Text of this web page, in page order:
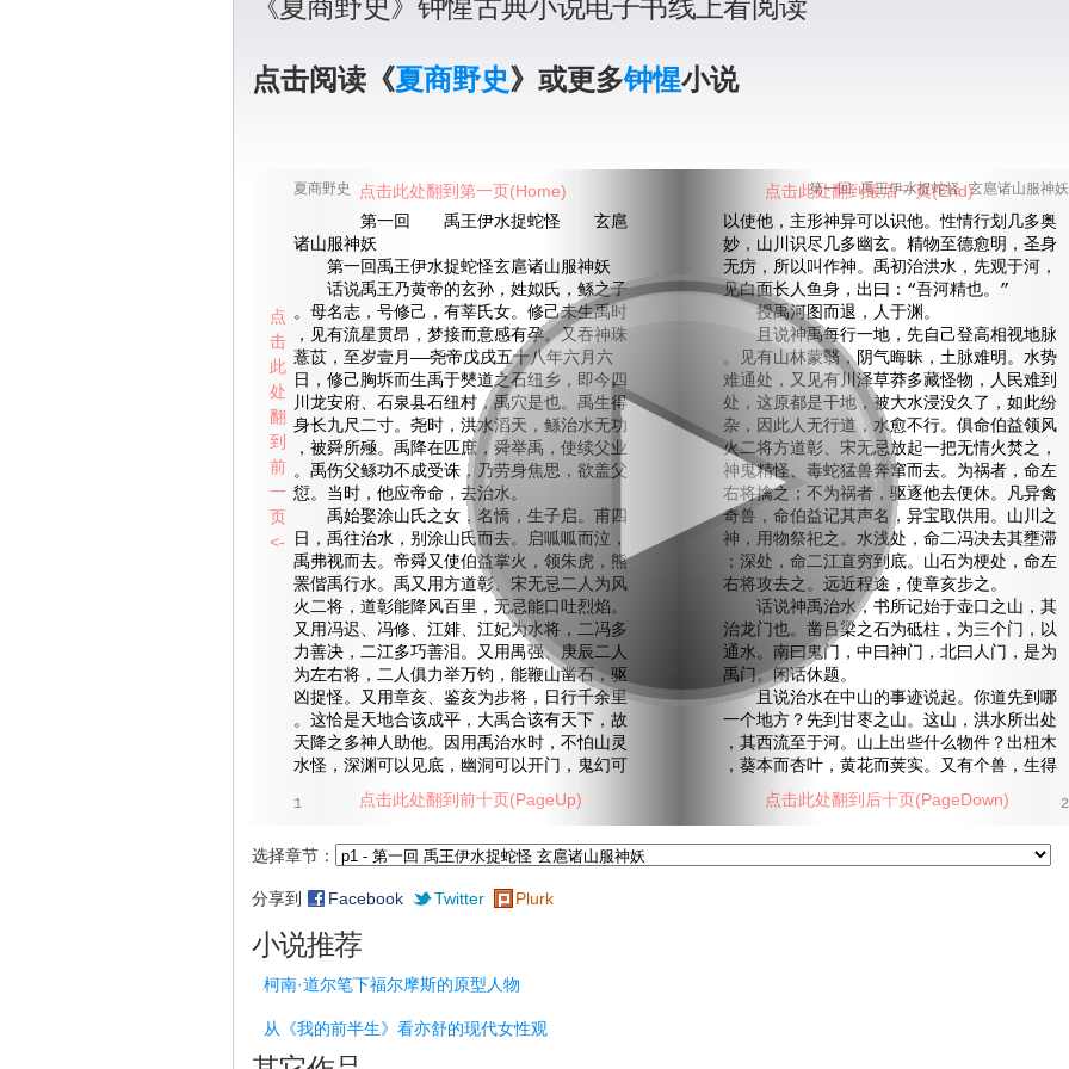
《夏商野史》钟惺古典小说电子书线上看阅读
点击阅读《夏商野史》或更多钟惺小说
夏商野史 第一回 禹王伊水捉蛇怪 玄扈诸山服神妖
第一回 禹王伊水捉蛇怪 玄扈
诸山服神妖
第一回禹王伊水捉蛇怪玄扈诸山服神妖
话说禹王乃黄帝的玄孙，姓姒氏，鲧之子
。母名志，号修己，有莘氏女。修己未生禹时
，见有流星贯昂，梦接而意感有孕。又吞神珠
薏苡，至岁壹月——尧帝戊戌五十八年六月六
日，修己胸坼而生禹于僰道之石纽乡，即今四
川龙安府、石泉县石纽村，禹穴是也。禹生得
身长九尺二寸。尧时，洪水滔天，鲧治水无功
，被舜所殛。禹降在匹庶，舜举禹，使续父业
。禹伤父鲧功不成受诛，乃劳身焦思，欲盖父
愆。当时，他应帝命，去治水。
禹始娶涂山氏之女，名憍，生子启。甫四
日，禹往治水，别涂山氏而去。启呱呱而泣，
禹弗视而去。帝舜又使伯益掌火，领朱虎，熊
罴偕禹行水。禹又用方道彰、宋无忌二人为风
火二将，道彰能降风百里，无忌能口吐烈焰。
又用冯迟、冯修、江婔、江妃为水将，二冯多
力善决，二江多巧善泪。又用禺强、庚辰二人
为左右将，二人俱力举万钧，能鞭山凿石，驱
凶捉怪。又用章亥、鉴亥为步将，日行千余里
。这恰是天地合该成平，大禹合该有天下，故
天降之多神人助他。因用禹治水时，不怕山灵
水怪，深渊可以见底，幽洞可以开门，鬼幻可
以使他，主形神异可以识他。性情行划几多奥
妙，山川识尽几多幽玄。精物至德愈明，圣身
无疠，所以叫作神。禹初治洪水，先观于河，
见白面长人鱼身，出曰：“吾河精也。”
授禹河图而退，人于渊。
且说神禹每行一地，先自己登高相视地脉
。见有山林蒙翳，阴气晦昧，土脉难明。水势
难通处，又见有川泽草莽多藏怪物，人民难到
处，这原都是干地，被大水浸没久了，如此纷
杂，因此人无行道，水愈不行。俱命伯益领风
火二将方道彰、宋无忌放起一把无情火焚之，
神鬼精怪、毒蛇猛兽奔窜而去。为祸者，命左
右将擒之；不为祸者，驱逐他去便休。凡异禽
奇兽，命伯益记其声名，异宝取供用。山川之
神，用物祭祀之。水浅处，命二冯决去其壅滞
；深处，命二江直穷到底。山石为梗处，命左
右将攻去之。远近程途，使章亥步之。
话说神禹治水，书所记始于壶口之山，其
治龙门也。凿吕梁之石为砥柱，为三个门，以
通水。南曰鬼门，中曰神门，北曰人门，是为
禹门。闲话休题。
且说治水在中山的事迹说起。你道先到哪
一个地方？先到甘枣之山。这山，洪水所出处
，其西流至于河。山上出些什么物件？出杻木
，葵本而杏叶，黄花而荚实。又有个兽，生得
1 2
选择章节：
分享到 Facebook Twitter Plurk
点击此处翻到第一页(Home) 点击此处翻到最后一页(End)
点击此处翻到前十页(PageUp) 点击此处翻到后十页(PageDown)
点
击
此
处
翻
到
前
一
页
<-
小说推荐
柯南·道尔笔下福尔摩斯的原型人物
从《我的前半生》看亦舒的现代女性观